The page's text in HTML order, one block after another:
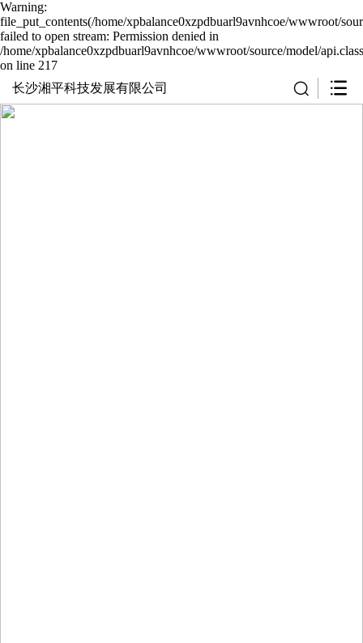
Warning:
file_put_contents(/home/xpbalance0xzpdbuarl9avnhcoe/wwwroot/
failed to open stream: Permission denied in
/home/xpbalance0xzpdbuarl9avnhcoe/wwwroot/source/model/
on line 217
长沙湘平科技发展有限公司